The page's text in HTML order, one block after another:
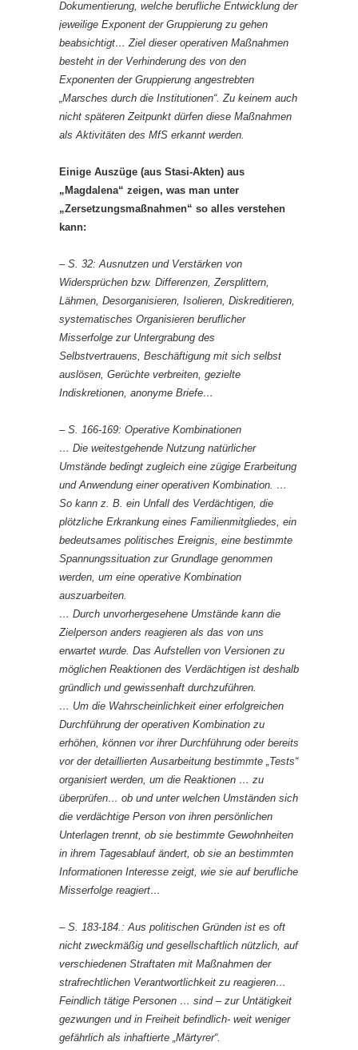
Dokumentierung, welche berufliche Entwicklung der
jeweilige Exponent der Gruppierung zu gehen
beabsichtigt… Ziel dieser operativen Maßnahmen
besteht in der Verhinderung des von den
Exponenten der Gruppierung angestrebten
„Marsches durch die Institutionen“. Zu keinem auch
nicht späteren Zeitpunkt dürfen diese Maßnahmen
als Aktivitäten des MfS erkannt werden.
Einige Auszüge (aus Stasi-Akten) aus
„Magdalena“ zeigen, was man unter
„Zersetzungsmaßnahmen“ so alles verstehen
kann:
– S. 32: Ausnutzen und Verstärken von
Widersprüchen bzw. Differenzen, Zersplittern,
Lähmen, Desorganisieren, Isolieren, Diskreditieren,
systematisches Organisieren beruflicher
Misserfolge zur Untergrabung des
Selbstvertrauens, Beschäftigung mit sich selbst
auslösen, Gerüchte verbreiten, gezielte
Indiskretionen, anonyme Briefe…
– S. 166-169: Operative Kombinationen
… Die weitestgehende Nutzung natürlicher
Umstände bedingt zugleich eine zügige Erarbeitung
und Anwendung einer operativen Kombination. …
So kann z. B. ein Unfall des Verdächtigen, die
plötzliche Erkrankung eines Familienmitgliedes, ein
bedeutsames politisches Ereignis, eine bestimmte
Spannungssituation zur Grundlage genommen
werden, um eine operative Kombination
auszuarbeiten.
… Durch unvorhergesehene Umstände kann die
Zielperson anders reagieren als das von uns
erwartet wurde. Das Aufstellen von Versionen zu
möglichen Reaktionen des Verdächtigen ist deshalb
gründlich und gewissenhaft durchzuführen.
… Um die Wahrscheinlichkeit einer erfolgreichen
Durchführung der operativen Kombination zu
erhöhen, können vor ihrer Durchführung oder bereits
vor der detaillierten Ausarbeitung bestimmte „Tests“
organisiert werden, um die Reaktionen … zu
überprüfen… ob und unter welchen Umständen sich
die verdächtige Person von ihren persönlichen
Unterlagen trennt, ob sie bestimmte Gewohnheiten
in ihrem Tagesablauf ändert, ob sie an bestimmten
Informationen Interesse zeigt, wie sie auf berufliche
Misserfolge reagiert…
– S. 183-184.: Aus politischen Gründen ist es oft
nicht zweckmäßig und gesellschaftlich nützlich, auf
verschiedenen Straftaten mit Maßnahmen der
strafrechtlichen Verantwortlichkeit zu reagieren…
Feindlich tätige Personen … sind – zur Untätigkeit
gezwungen und in Freiheit befindlich- weit weniger
gefährlich als inhaftierte „Märtyrer“.